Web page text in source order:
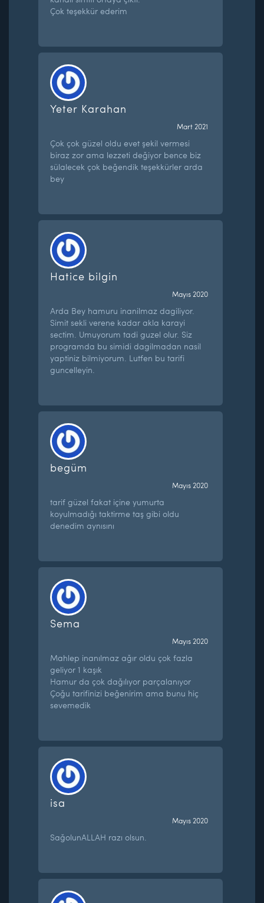
Çok teşekkür ederim
Yeter Karahan
Mart 2021
Çok çok güzel oldu evet şekil vermesi
biraz zor ama lezzeti değiyor bence biz
sülalecek çok beğendik teşekkürler arda
bey
Hatice bilgin
Mayıs 2020
Arda Bey hamuru inanilmaz dagiliyor.
Simit sekli verene kadar akla karayi
sectim. Umuyorum tadi guzel olur. Siz
programda bu simidi dagilmadan nasil
yaptiniz bilmiyorum. Lutfen bu tarifi
guncelleyin.
begüm
Mayıs 2020
tarif güzel fakat içine yumurta
koyulmadığı taktirme taş gibi oldu
denedim aynısını
Sema
Mayıs 2020
Mahlep inanılmaz ağır oldu çok fazla
geliyor 1 kaşık
Hamur da çok dağılıyor parçalanıyor
Çoğu tarifinizi beğenirim ama bunu hiç
sevemedik
isa
Mayıs 2020
SağolunALLAH razı olsun.